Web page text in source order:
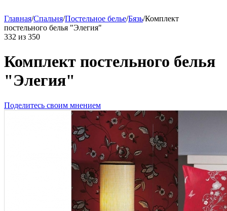
Главная/Спальня/Постельное белье/Бязь/Комплект
постельного белья "Элегия"
332 из 350
Комплект постельного белья
"Элегия"
Поделитесь своим мнением